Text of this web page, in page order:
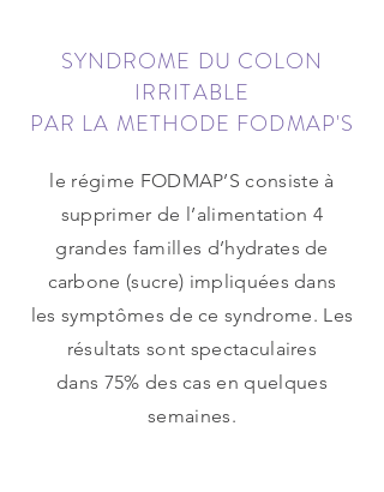
SYNDROME DU COLON
IRRITABLE
PAR LA METHODE FODMAP'S
le régime FODMAP’S consiste à
supprimer de l’alimentation 4
grandes familles d’hydrates de
carbone (sucre) impliquées dans
les symptômes de ce syndrome. Les
résultats sont spectaculaires
dans 75% des cas en quelques
semaines.